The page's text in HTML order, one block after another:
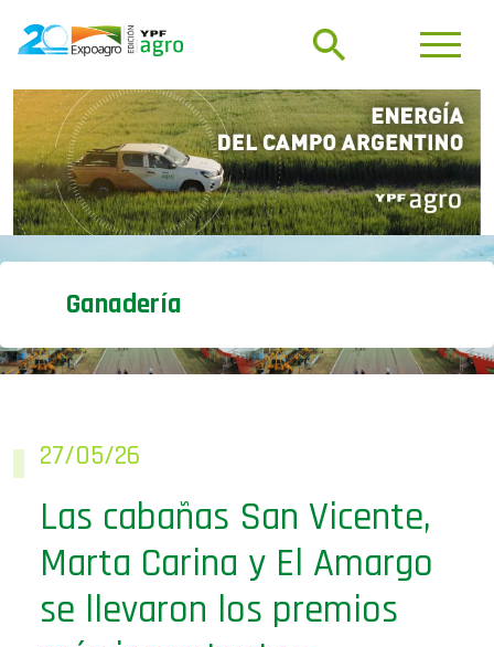
Ganadería
Marta Carina y El Amargo
se llevaron los premios
más importantes